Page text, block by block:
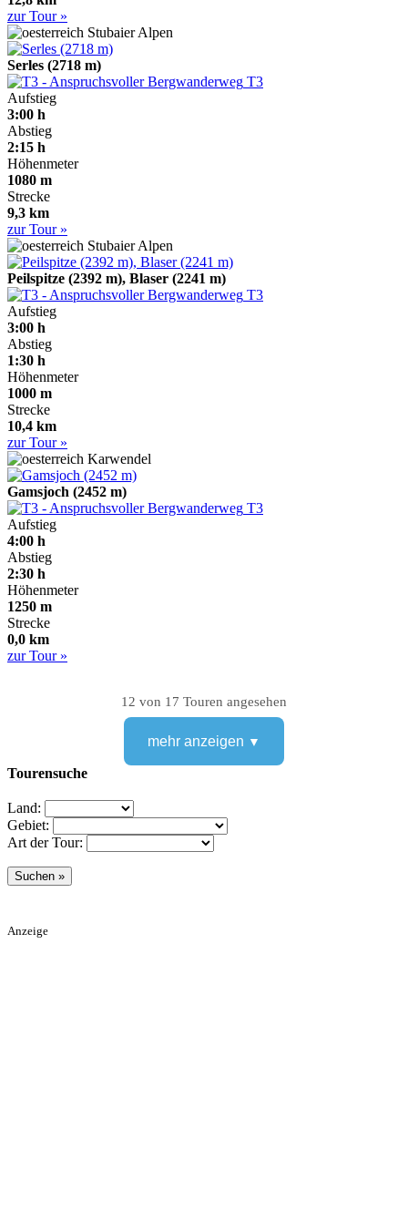
zur Tour »
Stubaier Alpen
Serles (2718 m)
T3
Aufstieg
3:00 h
Abstieg
2:15 h
Höhenmeter
1080 m
Strecke
9,3 km
zur Tour »
Stubaier Alpen
Peilspitze (2392 m), Blaser (2241 m)
T3
Aufstieg
3:00 h
Abstieg
1:30 h
Höhenmeter
1000 m
Strecke
10,4 km
zur Tour »
Karwendel
Gamsjoch (2452 m)
T3
Aufstieg
4:00 h
Abstieg
2:30 h
Höhenmeter
1250 m
Strecke
0,0 km
zur Tour »
12 von 17 Touren angesehen
mehr anzeigen
Tourensuche
Land:
Gebiet:
Art der Tour:
Anzeige